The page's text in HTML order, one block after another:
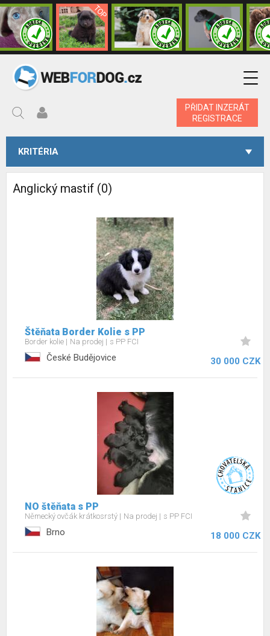
PŘIDAT INZERÁT
REGISTRACE
KRITÉRIA
Anglický mastif (0)
Štěňata Border Kolie s PP
Border kolie Na prodej s PP FCI
České Budějovice 30 000 CZK
NO štěňata s PP
Německý ovčák krátkosrstý Na prodej s PP FCI
Brno 18 000 CZK